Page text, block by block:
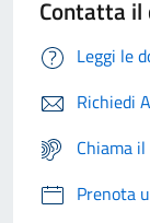
Contatta il
Leggi le
Richiedi
Chiama
Prenota